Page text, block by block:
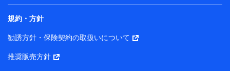
各種セミナーの開催のため
コンサルティングサービスの実施のため
アンケートやキャンペーン等の実施のため
上記に係る案内・手続き・管理等付帯業務を行うため
所・代表者名】
規約・方針
勧誘方針・保険契約の取扱いについて
推奨販売方針